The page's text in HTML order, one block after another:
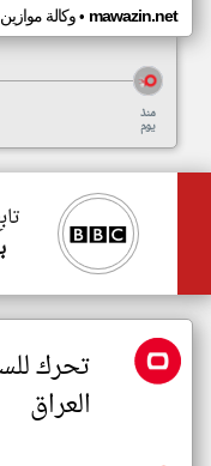
وكالة موازين• mawazin.net
منذ
يوم
تحرك
العراق